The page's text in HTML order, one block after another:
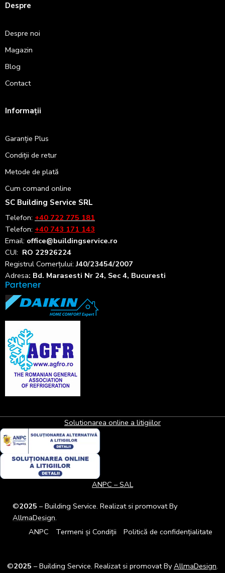
Despre
Despre noi
Magazin
Blog
Contact
Informații
Garanție Plus
Condiții de retur
Metode de plată
Cum comand online
SC Building Service SRL
Telefon: +40 722 775 181
Telefon: +40 743 171 143
Email: office@buildingservice.ro
CUI: RO 22926224
Registrul Comerțului:J40/23454/2007
Adresa: Bd. Marasesti Nr 24, Sec 4, Bucuresti
Solutionarea online a litigiilor
ANPC – SAL
©2025 – Building Service. Realizat si promovat By
AllmaDesign.
ANPC
Termeni și Condiții Politică de confidențialitate
©2025 – Building Service. Realizat si promovat ByAllmaDesign.